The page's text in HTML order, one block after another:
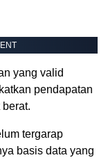
yang valid
pendapatan
tergarap
basis data yang